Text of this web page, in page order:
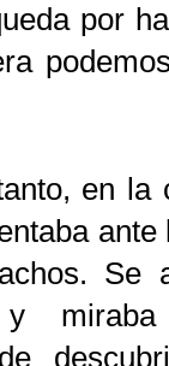
por
en la
ante
Se
y